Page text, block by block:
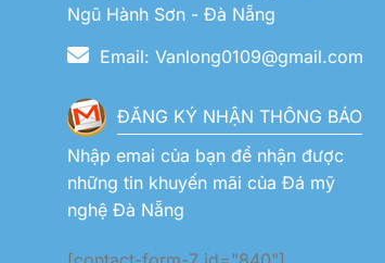
Ngũ Hành Sơn - Đà Nẵng
Email: Vanlong0109@gmail.com
ĐĂNG KÝ NHẬN THÔNG BÁO
Nhập emai của bạn để nhận được
những tin khuyến mãi của Đá mỹ
nghệ Đà Nẵng